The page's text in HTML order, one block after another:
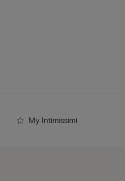
My Intimissimi